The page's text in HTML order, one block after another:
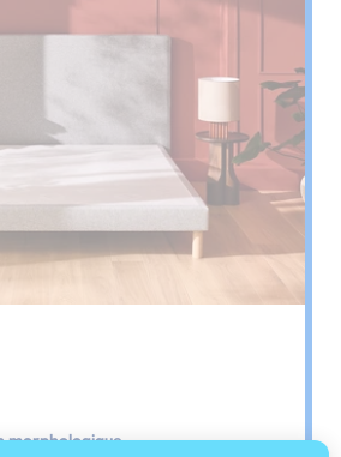
morphologique